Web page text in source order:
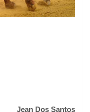
Jean Dos Santos